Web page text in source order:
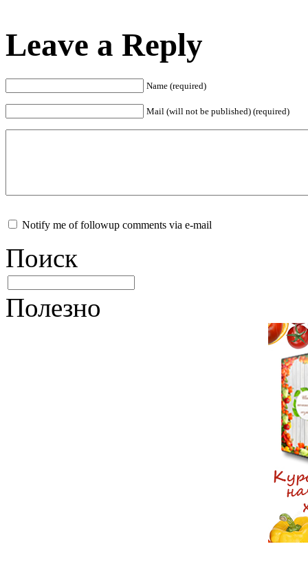
Leave a Reply
Name (required)
Mail (will not be published) (required)
Notify me of followup comments via e-mail
Поиск
Полезно